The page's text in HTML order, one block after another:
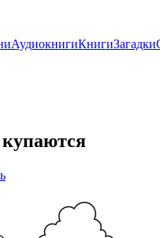
АудиокнигиКнигиЗагадки